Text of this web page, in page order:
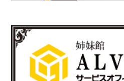
https://www.ind-blacklight.jp/topics/
2025.6.17
「有限会社E-スタヂオ」様のお知ら
令和7年度 第22期“さいたま”あんと